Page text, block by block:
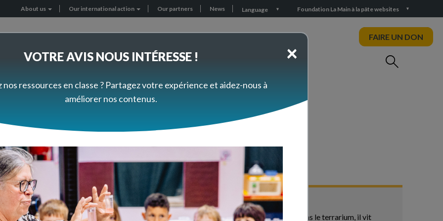
Header
menu
About us Our international action Our partners News Language Foundation La Main à la pâte websites
FAIRE UN DON
Questions to the experts
de lombrics. Un escargot a eu un accident: sa coquille a été écrasée, mais il est encore dans le terrarium, il vit
×
VOTRE AVIS NOUS INTÉRESSE !
nos ressources en classe ? Partagez votre expérience et aidez-nous à
améliorer nos contenus.